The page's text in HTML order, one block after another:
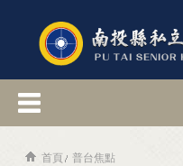
首頁 普台焦點